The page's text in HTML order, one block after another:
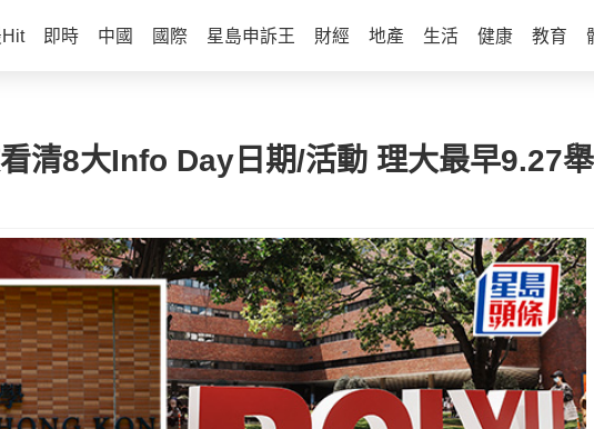
即時 中國 國際 星島申訴王 財經 地產 生活 健康 教育
清8大Info Day日期/活動 理大最早9.27舉